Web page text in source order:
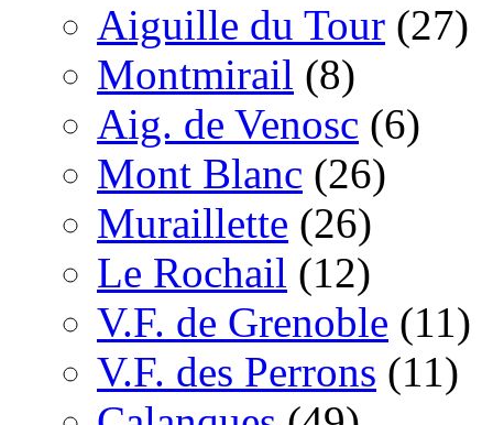
Aiguille du Tour (27)
Montmirail (8)
Aig. de Venosc (6)
Mont Blanc (26)
Muraillette (26)
Le Rochail (12)
V.F. de Grenoble (11)
V.F. des Perrons (11)